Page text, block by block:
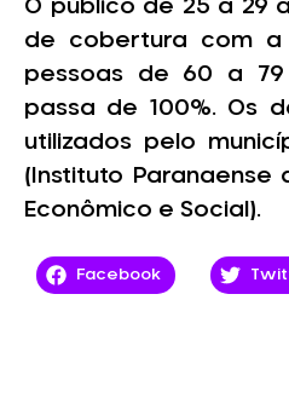
O público de 25 a 29
de cobertura com a
pessoas de 60 a
passa de 100%. Os
utilizados pelo
(Instituto Paranaense
Econômico e Social).
Facebook